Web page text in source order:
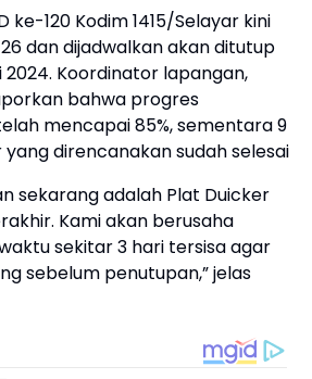
ke-120 Kodim 1415/Selayar kini
dan dijadwalkan akan ditutup
2024. Koordinator lapangan,
bahwa progres
mencapai 85%, sementara 9
yang direncanakan sudah selesai
sekarang adalah Plat Duicker
Kami akan berusaha
sekitar 3 hari tersisa agar
sebelum penutupan,” jelas